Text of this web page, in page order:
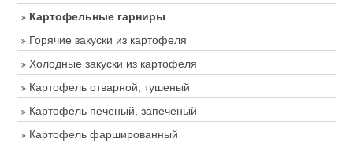
Картофельные гарниры
Горячие закуски из картофеля
Холодные закуски из картофеля
Картофель отварной, тушеный
Картофель печеный, запеченый
Картофель фаршированный